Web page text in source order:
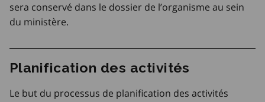
sera conservé dans le dossier de l’organisme au sein
du ministère.
Planification des activités
Le but du processus de planification des activités